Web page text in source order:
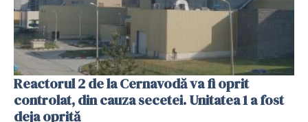
Reactorul 2 de la Cernavodă va fi oprit
controlat, din cauza secetei. Unitatea 1 a fost
deja oprită